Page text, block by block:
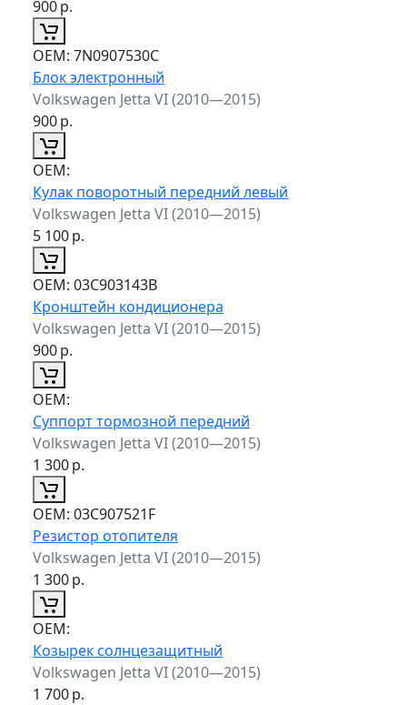
900р.
ОЕМ: 7N0907530C
Блок электронный
Volkswagen Jetta VI (2010—2015)
900р.
ОЕМ:
Кулак поворотный передний левый
Volkswagen Jetta VI (2010—2015)
5 100р.
ОЕМ: 03C903143B
Кронштейн кондиционера
Volkswagen Jetta VI (2010—2015)
900р.
ОЕМ:
Суппорт тормозной передний
Volkswagen Jetta VI (2010—2015)
1 300р.
ОЕМ: 03C907521F
Резистор отопителя
Volkswagen Jetta VI (2010—2015)
1 300р.
ОЕМ:
Козырек солнцезащитный
Volkswagen Jetta VI (2010—2015)
1 700р.